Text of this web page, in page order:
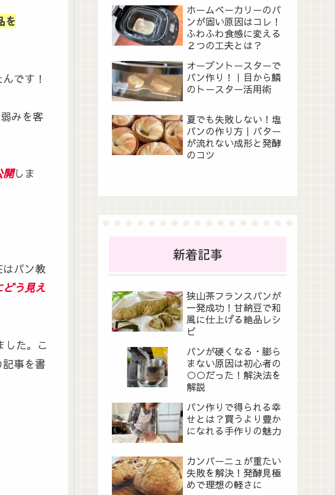
を
です！
みを客
開しま
パン教
う見え
した。こ
事を書
ホームベーカリーのパ
ンが固い原因はコレ！
ふわふわ食感に変える
２つの工夫とは？
オーブントースターで
パン作り！｜目から鱗
のトースター活用術
夏でも失敗しない！塩
パンの作り方｜バター
が流れない成形と発酵
のコツ
新着記事
狭山茶フランスパンが
一発成功！甘納豆で和
風に仕上げる絶品レシ
ピ
パンが硬くなる・膨ら
まない原因は初心者の
○○だった！解決法を
解説
パン作りで得られる幸
せとは？買うより豊か
になれる手作りの魅力
カンパーニュが重たい
失敗を解決！発酵見極
めで理想の軽さに